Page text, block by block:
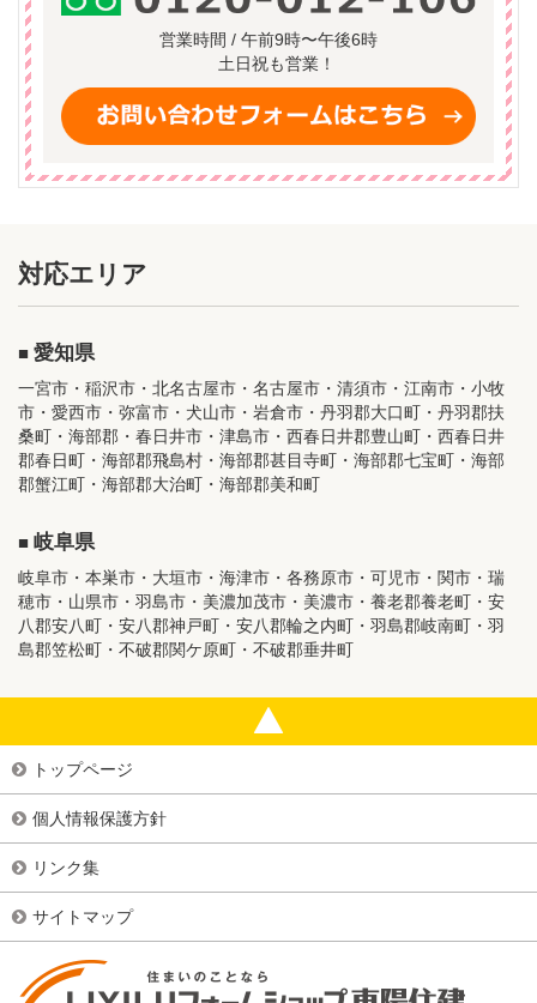
営業時間 / 午前9時〜午後6時
土日祝も営業！
対応エリア
愛知県
一宮市・稲沢市・北名古屋市・名古屋市・清須市・江南市・小牧
市・愛西市・弥富市・犬山市・岩倉市・丹羽郡大口町・丹羽郡扶
桑町・海部郡・春日井市・津島市・西春日井郡豊山町・西春日井
郡春日町・海部郡飛島村・海部郡甚目寺町・海部郡七宝町・海部
郡蟹江町・海部郡大治町・海部郡美和町
岐阜県
岐阜市・本巣市・大垣市・海津市・各務原市・可児市・関市・瑞
穂市・山県市・羽島市・美濃加茂市・美濃市・養老郡養老町・安
八郡安八町・安八郡神戸町・安八郡輪之内町・羽島郡岐南町・羽
島郡笠松町・不破郡関ケ原町・不破郡垂井町
トップページ
個人情報保護方針
リンク集
サイトマップ